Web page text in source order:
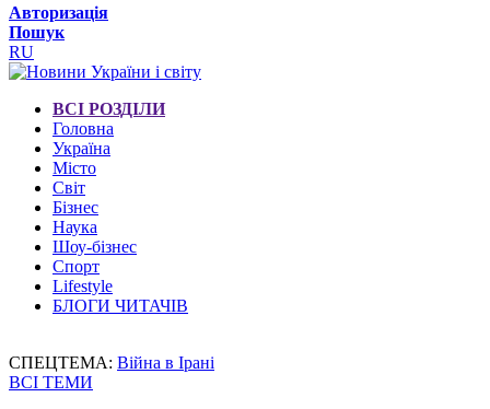
Авторизація
Пошук
RU
ВСІ РОЗДІЛИ
Головна
Україна
Місто
Світ
Бізнес
Наука
Шоу-бізнес
Спорт
Lifestyle
БЛОГИ ЧИТАЧІВ
СПЕЦТЕМА: Війна в Ірані
ВСІ ТЕМИ